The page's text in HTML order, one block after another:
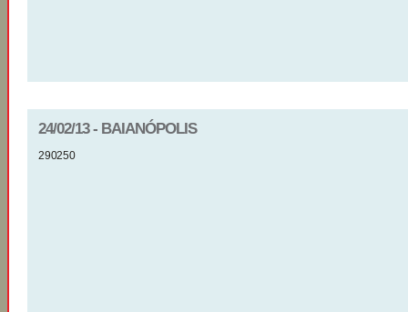
24/02/13 - BAIANÓPOLIS
290250